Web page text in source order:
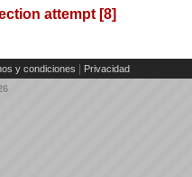
attempt [8]
y condiciones
Privacidad